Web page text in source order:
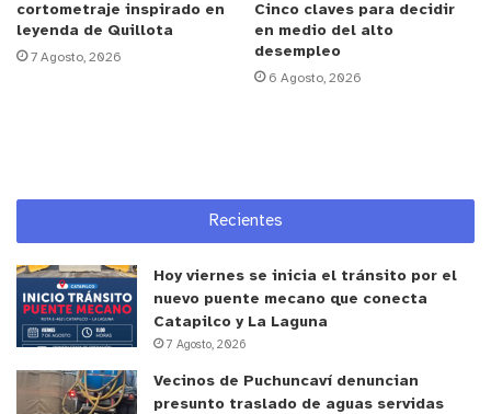
cortometraje inspirado en
leyenda de Quillota
7 Agosto, 2026
Cinco claves para decidir
en medio del alto
desempleo
6 Agosto, 2026
Recientes
Hoy viernes se inicia el tránsito por el
nuevo puente mecano que conecta
Catapilco y La Laguna
7 Agosto, 2026
Vecinos de Puchuncaví denuncian
presunto traslado de aguas servidas